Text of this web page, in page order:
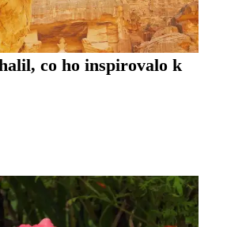
co ho inspirovalo k